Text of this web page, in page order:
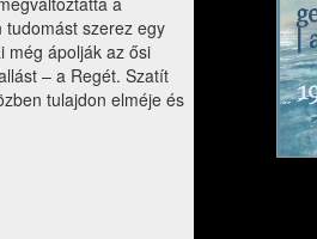
szerez egy
még ápolják az ősi
– a Regét. Szatít
tulajdon elméje és